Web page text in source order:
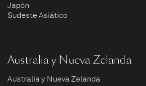
Japón
Sudeste Asiático
Australia y Nueva Zelanda
Australia y Nueva Zelanda